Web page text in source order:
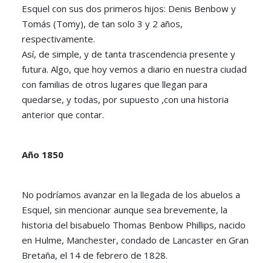
Esquel con sus dos primeros hijos: Denis Benbow y
Tomás (Tomy), de tan solo 3 y 2 años,
respectivamente.
Así, de simple, y de tanta trascendencia presente y
futura. Algo, que hoy vemos a diario en nuestra ciudad
con familias de otros lugares que llegan para
quedarse, y todas, por supuesto ,con una historia
anterior que contar.
Año 1850
No podríamos avanzar en la llegada de los abuelos a
Esquel, sin mencionar aunque sea brevemente, la
historia del bisabuelo Thomas Benbow Phillips, nacido
en Hulme, Manchester, condado de Lancaster en Gran
Bretaña, el 14 de febrero de 1828.